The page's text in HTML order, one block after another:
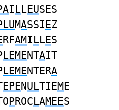
ILLEUSES
MASSIEZ
RFAMILLES
LEMENTAIT
LEMENTERA
EPENULTIEME
PROCLAMEES